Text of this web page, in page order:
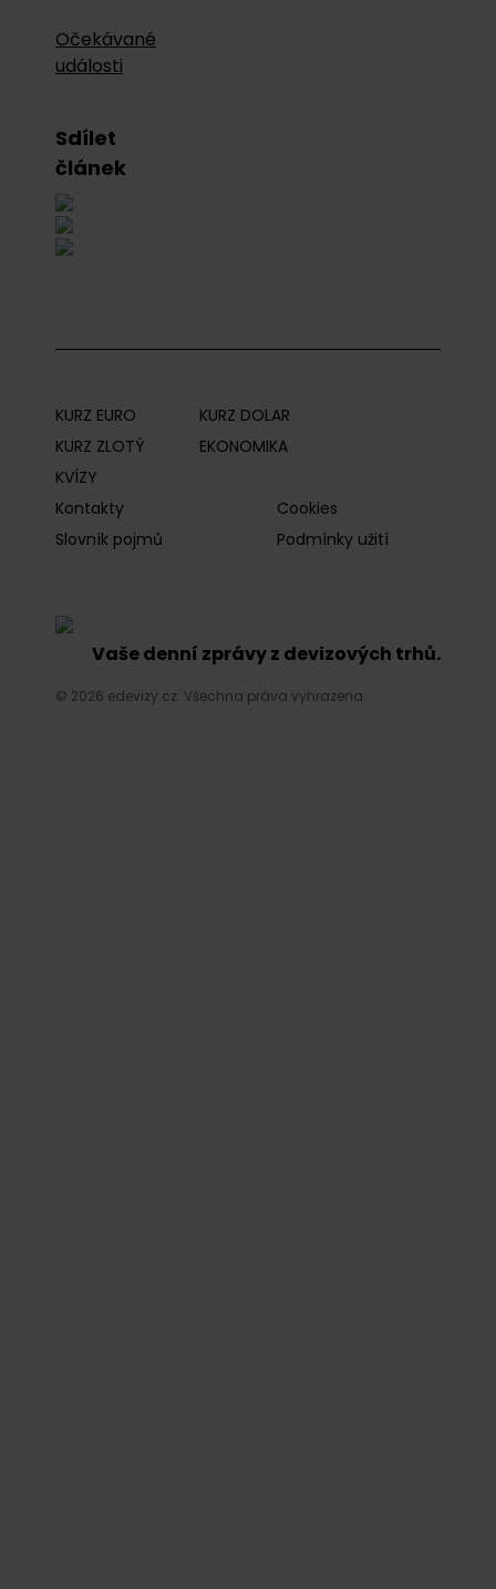
Očekávané
události
Sdílet
článek
KURZ EURO
KURZ DOLAR
KURZ ZLOTÝ
EKONOMIKA
KVÍZY
Kontakty
Cookies
Slovník pojmů
Podmínky užití
Vaše denní zprávy z devizových trhů.
© 2026 edevizy.cz. Všechna práva vyhrazena.